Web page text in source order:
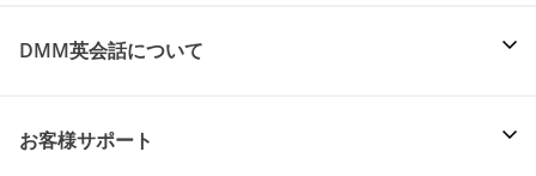
DMM英会話について
お客様サポート